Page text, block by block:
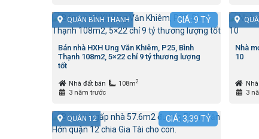
QUẬN BÌNH THẠNH GIÁ:9TỶ
Bán nhà HXH Ung Văn Khiêm, P25, Bình
Thạnh 108m2, 5×22 chỉ 9 tỷ thương lượng
tốt
Nhà đất bán 108m2
3 năm trước
Nhà
10
3
QUẬN 12 GIÁ: 3,39TỶ